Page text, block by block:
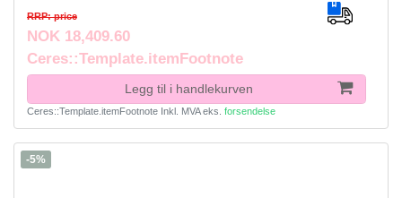
RRP: price
NOK 18,409.60
Ceres::Template.itemFootnote
Legg til i handlekurven
Ceres::Template.itemFootnote Inkl. MVAeks. forsendelse
-5%